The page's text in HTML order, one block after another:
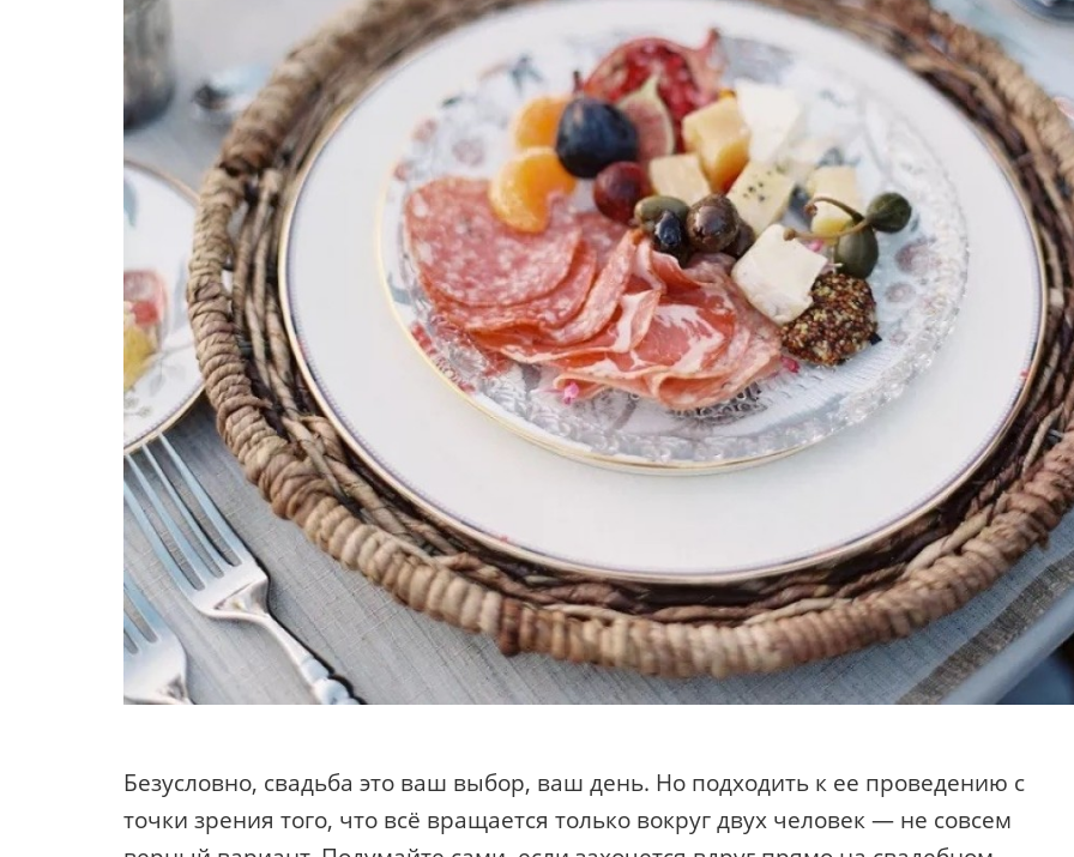
Безусловно, свадьба это ваш выбор, ваш день. Но подходить к ее проведению с
точки зрения того, что всё вращается только вокруг двух человек — не совсем